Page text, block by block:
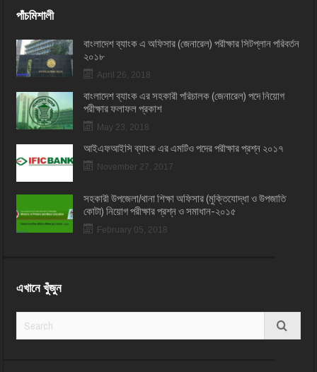
পাঁচমিশালী
বাংলাদেশ ব্যাংক এ অফিসার (জেনারেল) পরীক্ষার সিটপ্লান পরিবর্তন
২০১৮
April 26, 2018
বাংলাদেশ ব্যাংক এর সহকারী পরিচালক (জেনারেল) পদে নিয়োগ
পরীক্ষার ফলাফল প্রকাশ
May 23, 2018
আইএফআইসি ব্যাংক এর এমটিও পদের পরীক্ষার প্রশ্ন ২০১৭
November 27, 2017
সহকারী উপজেলা/থানা শিক্ষা অফিসার (মুক্তিযোদ্ধা ও উপজাতি
কোটা) নিয়োগ পরীক্ষার প্রশ্ন ও সমাধান-২০১৫
February 05, 2018
এখানে খুঁজুন